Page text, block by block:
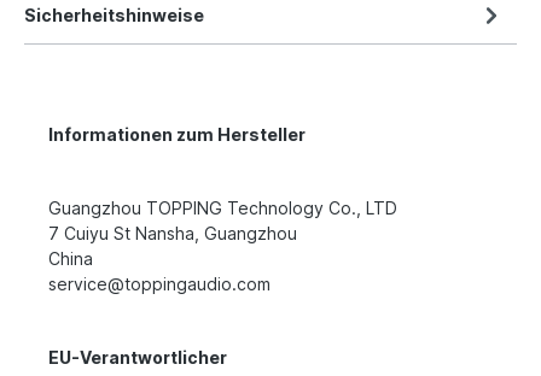
Sicherheitshinweise
Informationen zum Hersteller
Guangzhou TOPPING Technology Co., LTD
7 Cuiyu St Nansha, Guangzhou
China
service@toppingaudio.com
EU-Verantwortlicher